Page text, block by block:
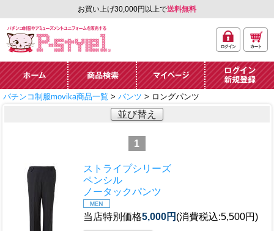
お買い上げ30,000円以上で送料無料
ーズメントユニフォー
ム通販「P-style 1」.
イン
ト
ホーム 商品検索 マイページ
パチンコ制服movika商品一覧 > パンツ > ロングパンツ
並び替え
1
ストライプシリーズ
ペンシル
ノータックパンツ
当店特別価格5,000円 (消費税込:5,500円)